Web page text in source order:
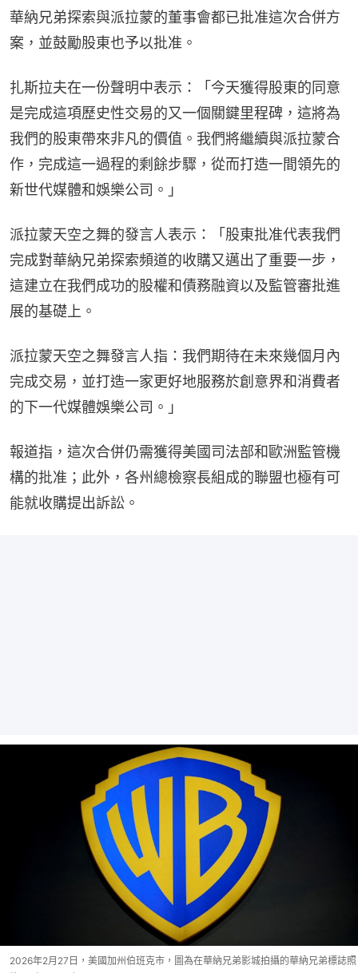
華納兄弟探索與派拉蒙的董事會都已批准這次合併方
案，並鼓勵股東也予以批准。
扎斯拉夫在一份聲明中表示：「今天獲得股東的同意
是完成這項歷史性交易的又一個關鍵里程碑，這將為
我們的股東帶來非凡的價值。我們將繼續與派拉蒙合
作，完成這一過程的剩餘步驟，從而打造一間領先的
新世代媒體和娛樂公司。」
派拉蒙天空之舞的發言人表示：「股東批准代表我們
完成對華納兄弟探索頻道的收購又邁出了重要一步，
這建立在我們成功的股權和債務融資以及監管審批進
展的基礎上。
派拉蒙天空之舞發言人指：我們期待在未來幾個月內
完成交易，並打造一家更好地服務於創意界和消費者
的下一代媒體娛樂公司。」
報道指，這次合併仍需獲得美國司法部和歐洲監管機
構的批准；此外，各州總檢察長組成的聯盟也極有可
能就收購提出訴訟。
2026年2月27日，美國加州伯班克市，圖為在華納兄弟影城拍攝的華納兄弟標誌照